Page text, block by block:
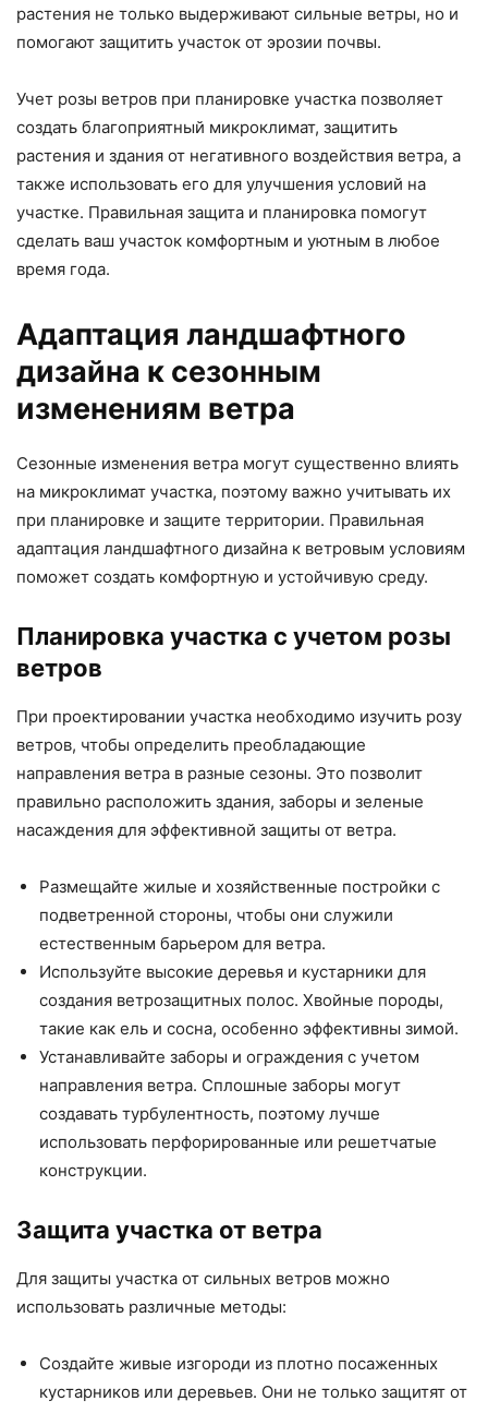
растения не только выдерживают сильные ветры, но и
помогают защитить участок от эрозии почвы.
Учет розы ветров при планировке участка позволяет
создать благоприятный микроклимат, защитить
растения и здания от негативного воздействия ветра, а
также использовать его для улучшения условий на
участке. Правильная защита и планировка помогут
сделать ваш участок комфортным и уютным в любое
время года.
Адаптация ландшафтного
дизайна к сезонным
изменениям ветра
Сезонные изменения ветра могут существенно влиять
на микроклимат участка, поэтому важно учитывать их
при планировке и защите территории. Правильная
адаптация ландшафтного дизайна к ветровым условиям
поможет создать комфортную и устойчивую среду.
Планировка участка с учетом розы
ветров
При проектировании участка необходимо изучить розу
ветров, чтобы определить преобладающие
направления ветра в разные сезоны. Это позволит
правильно расположить здания, заборы и зеленые
насаждения для эффективной защиты от ветра.
Размещайте жилые и хозяйственные постройки с
подветренной стороны, чтобы они служили
естественным барьером для ветра.
Используйте высокие деревья и кустарники для
создания ветрозащитных полос. Хвойные породы,
такие как ель и сосна, особенно эффективны зимой.
Устанавливайте заборы и ограждения с учетом
направления ветра. Сплошные заборы могут
создавать турбулентность, поэтому лучше
использовать перфорированные или решетчатые
конструкции.
Защита участка от ветра
Для защиты участка от сильных ветров можно
использовать различные методы:
Создайте живые изгороди из плотно посаженных
кустарников или деревьев. Они не только защитят от